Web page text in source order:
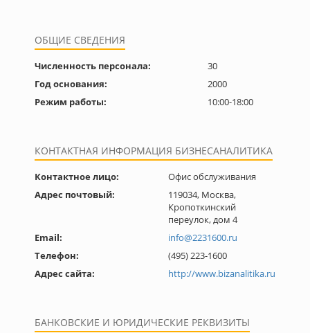
ОБЩИЕ СВЕДЕНИЯ
Численность персонала:
30
Год основания:
2000
Режим работы:
10:00-18:00
КОНТАКТНАЯ ИНФОРМАЦИЯ БИЗНЕСАНАЛИТИКА
Контактное лицо:
Офис обслуживания
Адрес почтовый:
119034, Москва,
Кропоткинский
переулок, дом 4
Email:
info@2231600.ru
Телефон:
(495) 223-1600
Адрес сайта:
http://www.bizanalitika.ru
БАНКОВСКИЕ И ЮРИДИЧЕСКИЕ РЕКВИЗИТЫ